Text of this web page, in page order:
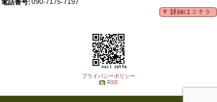
電話番号:
プライバシーポリシー
RSS